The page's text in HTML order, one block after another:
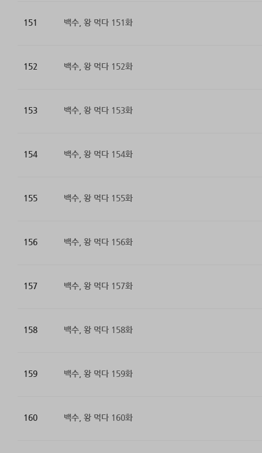
151 백수, 왕 먹다 151화
152 백수, 왕 먹다 152화
153 백수, 왕 먹다 153화
154 백수, 왕 먹다 154화
155 백수, 왕 먹다 155화
156 백수, 왕 먹다 156화
157 백수, 왕 먹다 157화
158 백수, 왕 먹다 158화
159 백수, 왕 먹다 159화
160 백수, 왕 먹다 160화